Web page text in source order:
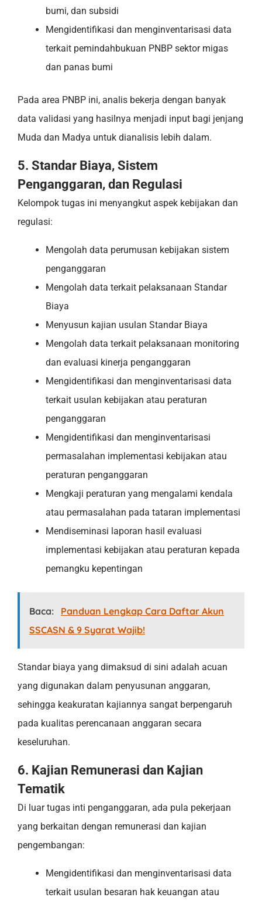
bumi, dan subsidi
Mengidentifikasi dan menginventarisasi data
terkait pemindahbukuan PNBP sektor migas
dan panas bumi
Pada area PNBP ini, analis bekerja dengan banyak
data validasi yang hasilnya menjadi input bagi jenjang
Muda dan Madya untuk dianalisis lebih dalam.
5. Standar Biaya, Sistem
Penganggaran, dan Regulasi
Kelompok tugas ini menyangkut aspek kebijakan dan
regulasi:
Mengolah data perumusan kebijakan sistem
penganggaran
Mengolah data terkait pelaksanaan Standar
Biaya
Menyusun kajian usulan Standar Biaya
Mengolah data terkait pelaksanaan monitoring
dan evaluasi kinerja penganggaran
Mengidentifikasi dan menginventarisasi data
terkait usulan kebijakan atau peraturan
penganggaran
Mengidentifikasi dan menginventarisasi
permasalahan implementasi kebijakan atau
peraturan penganggaran
Mengkaji peraturan yang mengalami kendala
atau permasalahan pada tataran implementasi
Mendiseminasi laporan hasil evaluasi
implementasi kebijakan atau peraturan kepada
pemangku kepentingan
Baca:
Panduan Lengkap Cara Daftar Akun
SSCASN & 9 Syarat Wajib!
Standar biaya yang dimaksud di sini adalah acuan
yang digunakan dalam penyusunan anggaran,
sehingga keakuratan kajiannya sangat berpengaruh
pada kualitas perencanaan anggaran secara
keseluruhan.
6. Kajian Remunerasi dan Kajian
Tematik
Di luar tugas inti penganggaran, ada pula pekerjaan
yang berkaitan dengan remunerasi dan kajian
pengembangan:
Mengidentifikasi dan menginventarisasi data
terkait usulan besaran hak keuangan atau